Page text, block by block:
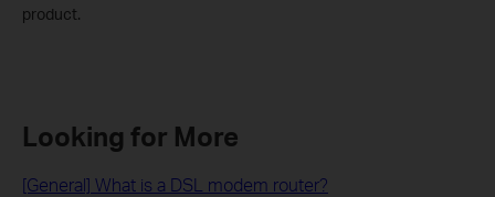
product.
Looking for More
[General] What is a DSL modem router?